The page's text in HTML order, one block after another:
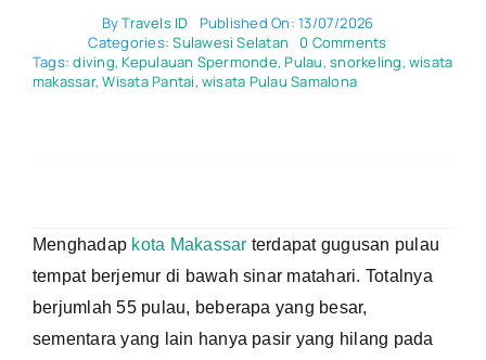
ByTravels ID
Published On: 13/07/2026
Categories:Sulawesi Selatan 0 Commentson
Kepulauan
Tags:diving,Kepulauan Spermonde,Pulau,snorkeling, wisata
makassar,Wisata Pantai, wisata Pulau Samalona
Menghadap kota Makassar terdapat gugusan pulau
tempat berjemur di bawah sinar matahari. Totalnya
berjumlah 55 pulau, beberapa yang besar,
sementara yang lain hanya pasir yang hilang pada